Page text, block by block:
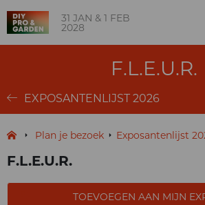
31 JAN & 1 FEB
2028
F.L.E.U.R.
EXPOSANTENLIJST 2026
Plan je bezoek Exposantenlijst
F.L.E.U.R.
TOEVOEGEN AAN MIJN